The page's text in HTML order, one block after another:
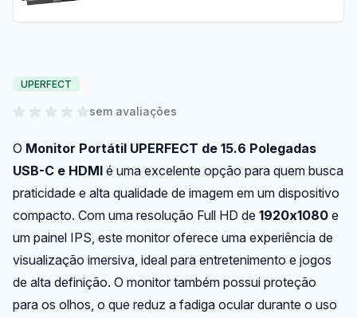
UPERFECT
sem avaliações
O Monitor Portátil UPERFECT de 15.6 Polegadas
USB-C e HDMI é uma excelente opção para quem busca
praticidade e alta qualidade de imagem em um dispositivo
compacto. Com uma resolução Full HD de 1920x1080 e
um painel IPS, este monitor oferece uma experiência de
visualização imersiva, ideal para entretenimento e jogos
de alta definição. O monitor também possui proteção
para os olhos, o que reduz a fadiga ocular durante o uso